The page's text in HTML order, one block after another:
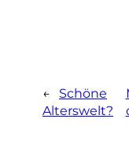
←
Schöne
Alterswelt?